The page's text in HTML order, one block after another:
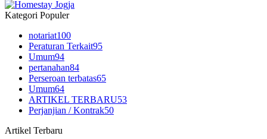
Kategori Populer
notariat100
Peraturan Terkait95
Umum94
pertanahan84
Perseroan terbatas65
Umum64
ARTIKEL TERBARU53
Perjanjian / Kontrak50
Artikel Terbaru